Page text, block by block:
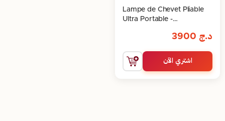
Lampe de Chevet Pliable
Ultra Portable -
د.ج
اشتري الآن